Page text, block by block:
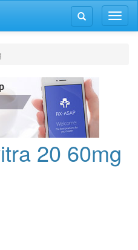
Växla
Växla
navigering
20 60mg